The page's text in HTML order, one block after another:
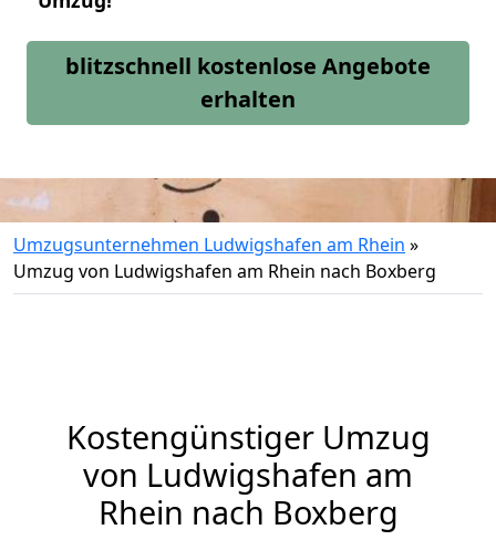
blitzschnell kostenlose Angebote
erhalten
Umzugsunternehmen Ludwigshafen am Rhein »
Umzug von Ludwigshafen am Rhein nach Boxberg
Kostengünstiger Umzug
von Ludwigshafen am
Rhein nach Boxberg